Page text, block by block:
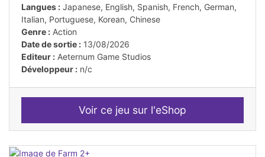
Langues : Japanese, English, Spanish, French, German,
Italian, Portuguese, Korean, Chinese
Genre : Action
Date de sortie : 13/08/2026
Editeur : Aeternum Game Studios
Développeur : n/c
Voir ce jeu sur l'eShop